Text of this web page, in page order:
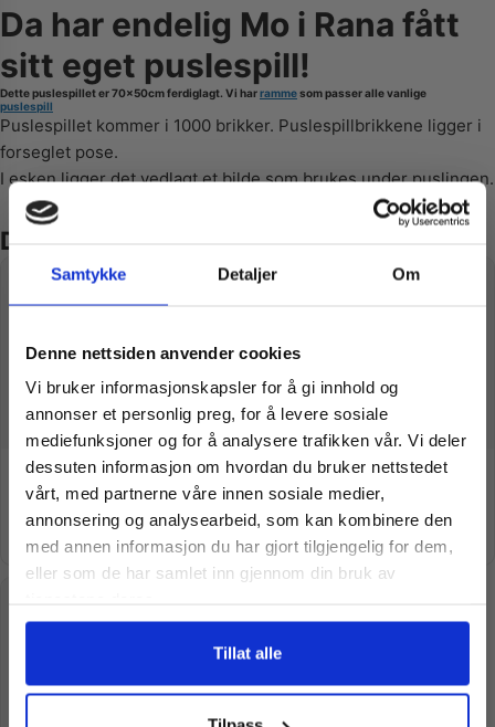
Samtykke Detaljer Om
Denne nettsiden anvender cookies
Vi bruker informasjonskapsler for å gi innhold og
annonser et personlig preg, for å levere sosiale
mediefunksjoner og for å analysere trafikken vår. Vi deler
dessuten informasjon om hvordan du bruker nettstedet
vårt, med partnerne våre innen sosiale medier,
annonsering og analysearbeid, som kan kombinere den
med annen informasjon du har gjort tilgjengelig for dem,
eller som de har samlet inn gjennom din bruk av
Tillat alle
Da har endelig Mo i Rana fått
sitt eget puslespill!
Dette puslespillet er 70x50cm ferdiglagt. Vi harrammesom passer alle vanlige
puslespill
Puslespillet kommer i 1000 brikker. Puslespillbrikkene ligger i
forseglet pose.
I esken ligger det vedlagt et bilde som brukes under puslingen.
Du liker kanskje også…
Ramme til puslespill
kr379,00
Legg i handlekurv
Puslespill-Lim
kr99,00
Legg i handlekurv
Vil du ha
10% Rabatt?
Meld deg på vårt nyhetsbrev og motta
gode tilbud og produktinformasjon fra
oss¢!
Ja takk, jeg er med
Nei takk! Jeg betaler fullpris